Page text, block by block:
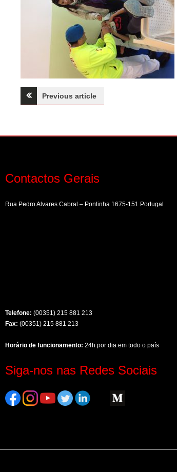
Navegação
artigos
Previous article
Contactos Gerais
Rua Pedro Alvares Cabral – Pontinha 1675-151 Portugal
Telefone: (00351) 215 881 213
Fax: (00351) 215 881 213
Horário de funcionamento: 24h por dia em todo o país
Siga-nos nas Redes Sociais